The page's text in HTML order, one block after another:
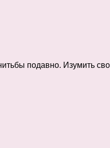
подавно. Изумить